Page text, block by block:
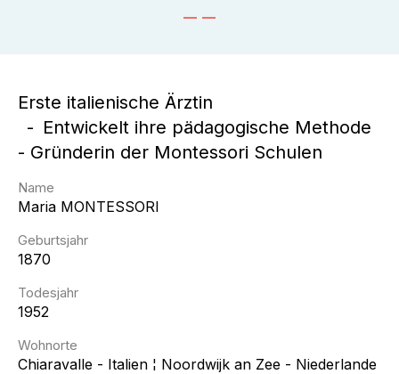
Erste italienische Ärztin
Entwickelt ihre pädagogische Methode
- Gründerin der Montessori Schulen
Name
Maria MONTESSORI
Geburtsjahr
1870
Todesjahr
1952
Wohnorte
Chiaravalle - Italien ¦ Noordwijk an Zee - Niederlande